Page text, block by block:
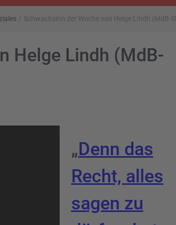
/ Schwachsinn der Woche von Helge Lindh (MdB-
Helge Lindh (MdB-
„Denn das
Recht, alles
sagen zu